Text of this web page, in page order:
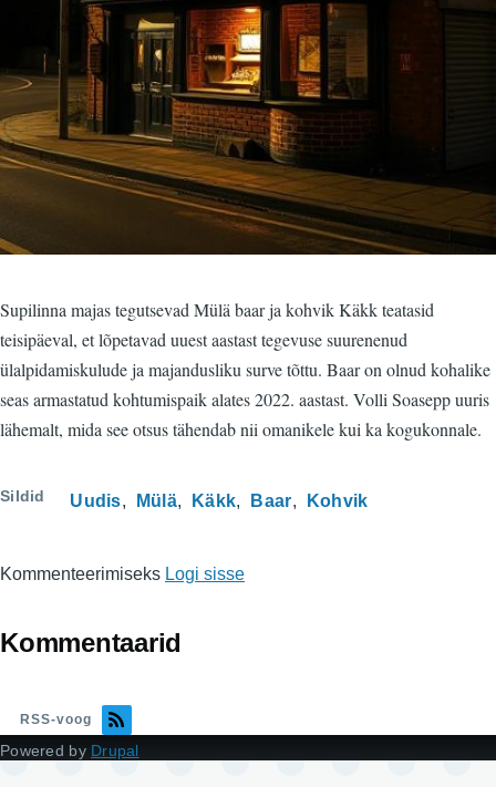
Supilinna majas tegutsevad Mülä baar ja kohvik Käkk teatasid
teisipäeval, et lõpetavad uuest aastast tegevuse suurenenud
ülalpidamiskulude ja majandusliku surve tõttu. Baar on olnud kohalike
seas armastatud kohtumispaik alates 2022. aastast. Volli Soasepp uuris
lähemalt, mida see otsus tähendab nii omanikele kui ka kogukonnale.
Sildid Uudis Mülä Käkk Baar Kohvik
Kommenteerimiseks Logi sisse
Kommentaarid
RSS-voog
Powered by Drupal